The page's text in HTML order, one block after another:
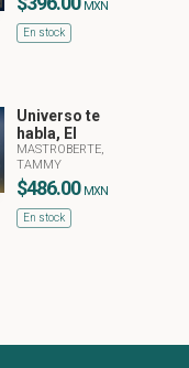
MXN
En stock
Universo te
habla, El
MASTROBERTE,
TAMMY
$486.00 MXN
En stock